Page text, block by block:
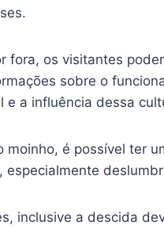
fora, os visitantes
sobre o
e a influência dessa
moinho, é possível ter
inclusive a descida